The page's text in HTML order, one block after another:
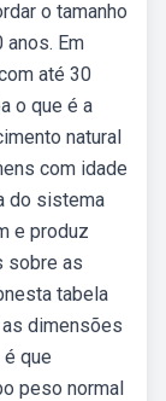
o tamanho
anos. Em
até 30
o que é a
natural
com idade
do sistema
e produz
sobre as
tabela
dimensões
que
peso normal